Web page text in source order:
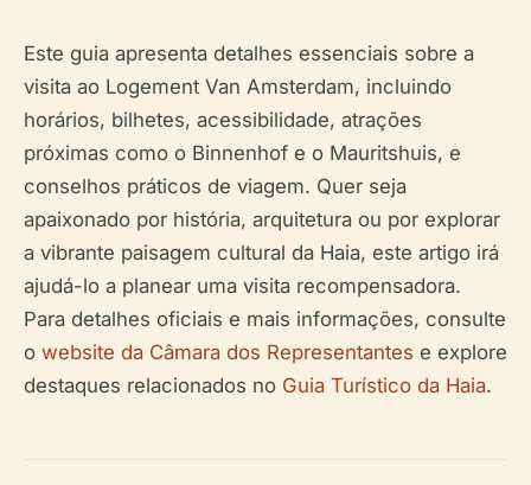
Este guia apresenta detalhes essenciais sobre a
visita ao Logement Van Amsterdam, incluindo
horários, bilhetes, acessibilidade, atrações
próximas como o Binnenhof e o Mauritshuis, e
conselhos práticos de viagem. Quer seja
apaixonado por história, arquitetura ou por explorar
a vibrante paisagem cultural da Haia, este artigo irá
ajudá-lo a planear uma visita recompensadora.
Para detalhes oficiais e mais informações, consulte
o website da Câmara dos Representantes e explore
destaques relacionados no Guia Turístico da Haia.